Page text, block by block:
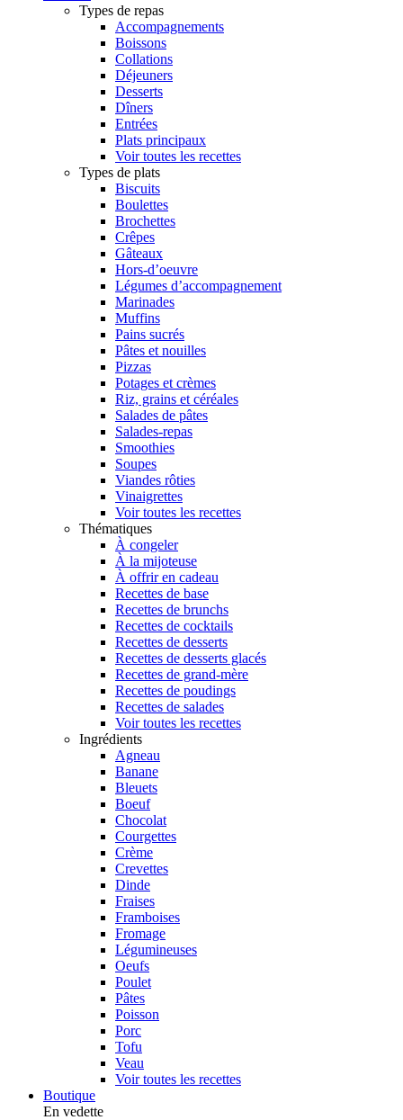
Types de repas
Accompagnements
Boissons
Collations
Déjeuners
Desserts
Dîners
Entrées
Plats principaux
Voir toutes les recettes
Types de plats
Biscuits
Boulettes
Brochettes
Crêpes
Gâteaux
Hors-d’oeuvre
Légumes d’accompagnement
Marinades
Muffins
Pains sucrés
Pâtes et nouilles
Pizzas
Potages et crèmes
Riz, grains et céréales
Salades de pâtes
Salades-repas
Smoothies
Soupes
Viandes rôties
Vinaigrettes
Voir toutes les recettes
Thématiques
À congeler
À la mijoteuse
À offrir en cadeau
Recettes de base
Recettes de brunchs
Recettes de cocktails
Recettes de desserts
Recettes de desserts glacés
Recettes de grand-mère
Recettes de poudings
Recettes de salades
Voir toutes les recettes
Ingrédients
Agneau
Banane
Bleuets
Boeuf
Chocolat
Courgettes
Crème
Crevettes
Dinde
Fraises
Framboises
Fromage
Légumineuses
Oeufs
Poulet
Pâtes
Poisson
Porc
Tofu
Veau
Voir toutes les recettes
Boutique
En vedette